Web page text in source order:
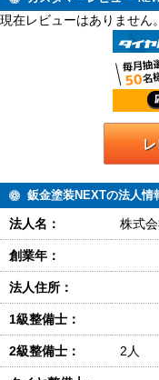
現在レビューはありません。
鈑金塗装NEXTの法人情
法人名： 株式
創業年：
法人住所：
1級整備士：
2級整備士： 2人